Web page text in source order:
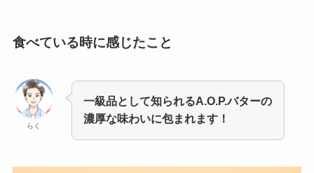
食べている時に感じたこと
らく
一級品として知られるA.O.P.バターの
濃厚な味わいに包まれます！